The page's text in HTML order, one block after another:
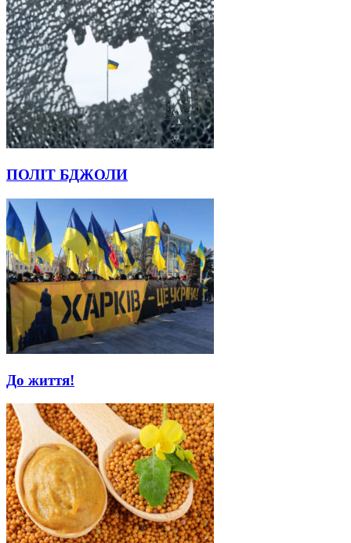
ПОЛІТ БДЖОЛИ
До життя!